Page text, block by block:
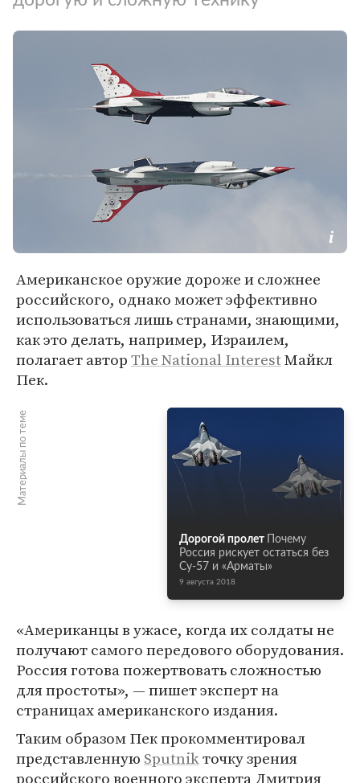
Американское оружие дороже и сложнее
российского, однако может эффективно
использоваться лишь странами, знающими,
как это делать, например, Израилем,
полагает авторThe National InterestМайкл
Пек.
Материалы по теме
Дорогой пролет
Почему
Россия рискует остаться без
Су-57 и «Арматы»
9 августа 2018
«Американцы в ужасе, когда их солдаты не
получают самого передового оборудования.
Россия готова пожертвовать сложностью
для простоты», — пишет эксперт на
страницах американского издания.
Таким образом Пек прокомментировал
представленную Sputnikточку зрения
российского военного эксперта Дмитрия